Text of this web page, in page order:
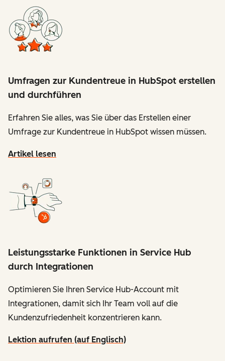
Umfragen zur Kundentreue in HubSpot erstellen
und durchführen
Erfahren Sie alles, was Sie über das Erstellen einer
Umfrage zur Kundentreue in HubSpot wissen müssen.
Artikel lesen
Leistungsstarke Funktionen in Service Hub
durch Integrationen
Optimieren Sie Ihren Service Hub-Account mit
Integrationen, damit sich Ihr Team voll auf die
Kundenzufriedenheit konzentrieren kann.
Lektion aufrufen (auf Englisch)